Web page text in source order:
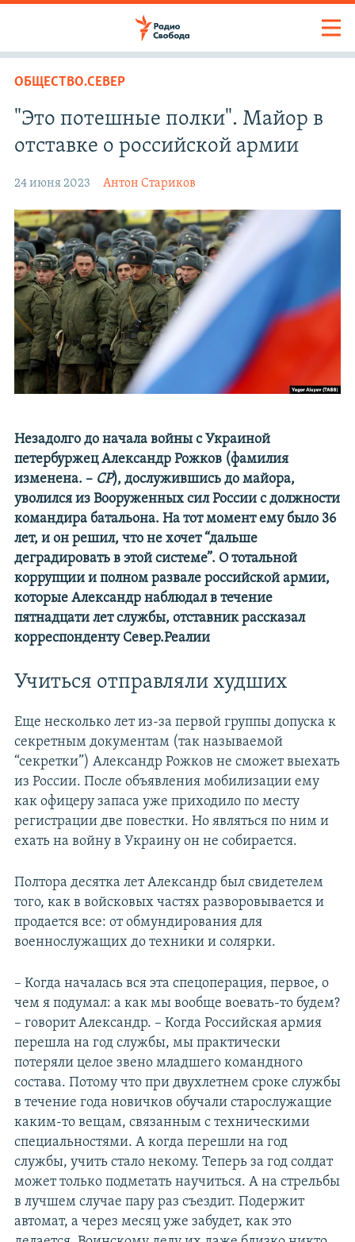
ОБЩЕСТВО.СЕВЕР
"Это потешные полки". Майор в
отставке о российской армии
24 июня 2023 Антон Стариков
Незадолго до начала войны с Украиной
петербуржец Александр Рожков (фамилия
изменена. – СР), дослужившись до майора,
уволился из Вооруженных сил России с должности
командира батальона. На тот момент ему было 36
лет, и он решил, что не хочет “дальше
деградировать в этой системе”. О тотальной
коррупции и полном развале российской армии,
которые Александр наблюдал в течение
пятнадцати лет службы, отставник рассказал
корреспонденту Север.Реалии
Учиться отправляли худших
Еще несколько лет из-за первой группы допуска к
секретным документам (так называемой
“секретки”) Александр Рожков не сможет выехать
из России. После объявления мобилизации ему
как офицеру запаса уже приходило по месту
регистрации две повестки. Но являться по ним и
ехать на войну в Украину он не собирается.
Полтора десятка лет Александр был свидетелем
того, как в войсковых частях разворовывается и
продается все: от обмундирования для
военнослужащих до техники и солярки.
– Когда началась вся эта спецоперация, первое, о
чем я подумал: а как мы вообще воевать-то будем?
– говорит Александр. – Когда Российская армия
перешла на год службы, мы практически
потеряли целое звено младшего командного
состава. Потому что при двухлетнем сроке службы
в течение года новичков обучали старослужащие
каким-то вещам, связанным с техническими
специальностями. А когда перешли на год
службы, учить стало некому. Теперь за год солдат
может только подметать научиться. А на стрельбы
в лучшем случае пару раз съездит. Подержит
автомат, а через месяц уже забудет, как это